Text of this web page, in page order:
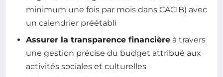
minimum une fois par mois dans CACIB) avec
un calendrier préétabli
Assurer la transparence financière à travers
une gestion précise du budget attribué aux
activités sociales et culturelles